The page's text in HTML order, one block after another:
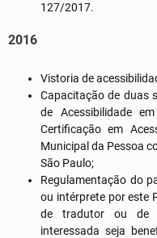
127/2017.
2016
Vistoria de
Capacitação de duas
de Acessibilidade
Certificação em
Municipal da Pessoa
São Paulo;
Regulamentação do
ou intérprete por este
de tradutor ou de
interessada seja